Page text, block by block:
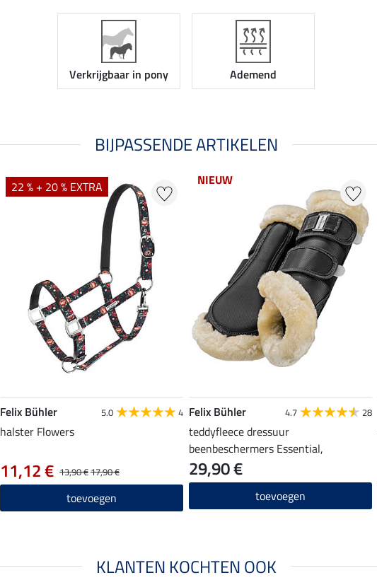
Verkrijgbaar in pony Ademend
BIJPASSENDE ARTIKELEN
22 % + 20 % EXTRA
Felix Bühler 5.0 4
halster Flowers
13,90 €17,90 €
11,12 €
toevoegen
NIEUW
Felix Bühler 4.7 28
teddyfleece dressuur
beenbeschermers Essential,
voorbenen
29,90 €
toevoegen
KLANTEN KOCHTEN OOK